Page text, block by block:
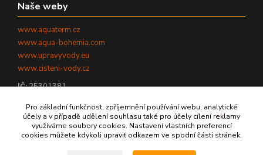
Naše weby
www.aquaterm.cz
www.aqua-bohemia.com
www.upravyvody.eu
www.cisteni-vody.cz
IČ:25301381
Pro základní funkčnost, zpříjemnění používání webu, analytické
účely a v případě udělení souhlasu také pro účely cílení reklamy
využíváme soubory cookies. Nastavení vlastních preferencí
cookies můžete kdykoli upravit odkazem ve spodní části stránek.